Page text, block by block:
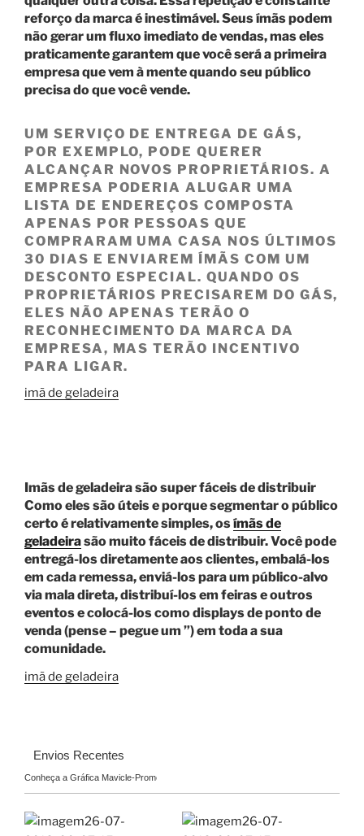
reforço da marca é inestimável. Seus ímãs podem
não gerar um fluxo imediato de vendas, mas eles
praticamente garantem que você será a primeira
empresa que vem à mente quando seu público
precisa do que você vende.
UM SERVIÇO DE ENTREGA DE GÁS,
POR EXEMPLO, PODE QUERER
ALCANÇAR NOVOS PROPRIETÁRIOS. A
EMPRESA PODERIA ALUGAR UMA
LISTA DE ENDEREÇOS COMPOSTA
APENAS POR PESSOAS QUE
COMPRARAM UMA CASA NOS ÚLTIMOS
30 DIAS E ENVIAREM ÍMÃS COM UM
DESCONTO ESPECIAL. QUANDO OS
PROPRIETÁRIOS PRECISAREM DO GÁS,
ELES NÃO APENAS TERÃO O
RECONHECIMENTO DA MARCA DA
EMPRESA, MAS TERÃO INCENTIVO
PARA LIGAR.
imã de geladeira
Imãs de geladeira são super fáceis de distribuir
Como eles são úteis e porque segmentar o público
certo é relativamente simples, osímãs de
geladeirasão muito fáceis de distribuir. Você pode
entregá-los diretamente aos clientes, embalá-los
em cada remessa, enviá-los para um público-alvo
via mala direta, distribuí-los em feiras e outros
eventos e colocá-los como displays de ponto de
venda (pense – pegue um ”) em toda a sua
comunidade.
imã de geladeira
Envios Recentes
Conheça a Gráfica Mavicle-Promo!